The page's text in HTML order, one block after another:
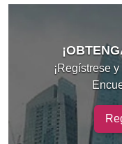
¡Regístrese